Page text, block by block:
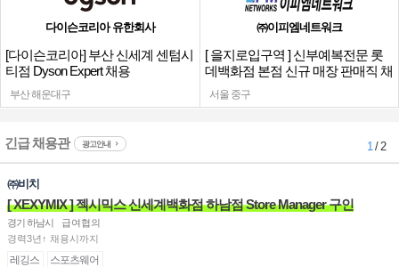
다이슨코리아 유한회사
[다이슨코리아] 부산 신세계 센텀시
티점 Dyson Expert 채용
부산 해운대구
㈜이피엠네트워크
[ 을지로입구역 ] 신부예복전문 롯
데백화점 본점 신규 매장 판매직 채
서울 중구
긴급 채용관 광고안내 1/ 2
㈜비치
[ XEXYMIX ] 젝시믹스 신세계백화점 하남점 Store Manager 구인
경기 하남시
급여협의
경력3년↑ 채용시까지
레깅스 스포츠웨어